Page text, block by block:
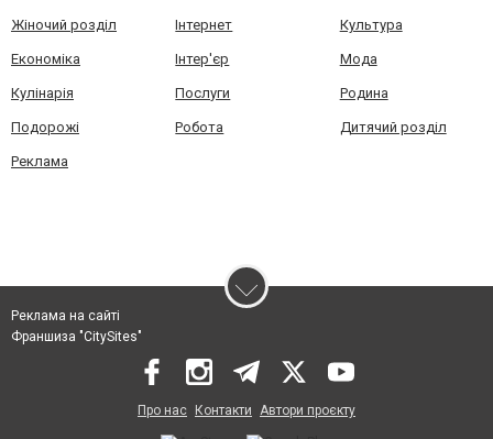
Жіночий розділ Інтернет Культура
Економіка Інтер'єр Мода
Кулінарія Послуги Родина
Подорожі Робота Дитячий розділ
Реклама
Реклама на сайті
Франшиза "CitySites"
Про нас Контакти Автори проєкту